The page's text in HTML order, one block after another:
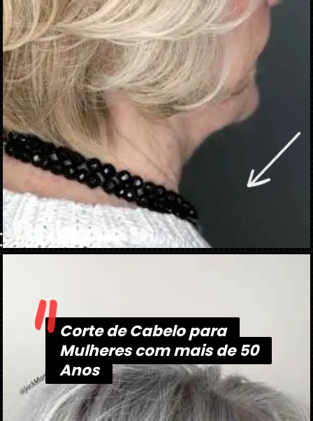
Corte de Cabelo para
Mulheres com mais de 50
Anos
Corte de Cabelo para
Mulheres com mais de 50
Anos
"